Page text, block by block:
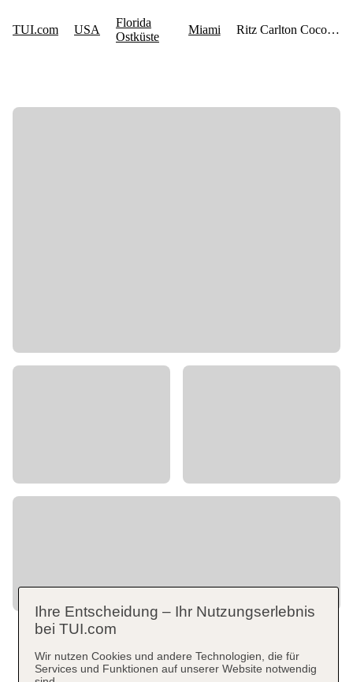
Ihre Entscheidung – Ihr Nutzungserlebnis
bei TUI.com
Wir nutzen Cookies und andere Technologien, die für
Services und Funktionen auf unserer Website notwendig